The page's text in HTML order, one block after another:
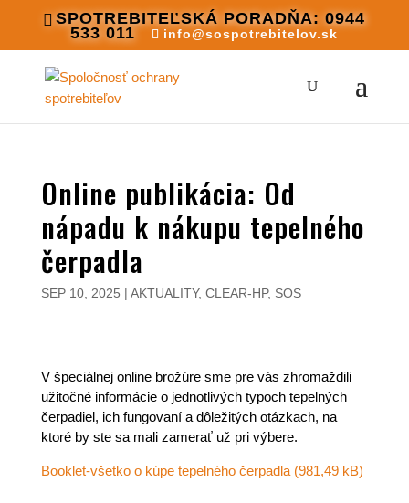
SPOTREBITEĽSKÁ PORADŇA: 0944
533 011
info@sospotrebitelov.sk
Online publikácia: Od
nápadu k nákupu tepelného
čerpadla
SEP 10, 2025 | AKTUALITY, CLEAR-HP, SOS
V špeciálnej online brožúre sme pre vás zhromaždili
užitočné informácie o jednotlivých typoch tepelných
čerpadiel, ich fungovaní a dôležitých otázkach, na
ktoré by ste sa mali zamerať už pri výbere.
Booklet-všetko o kúpe tepelného čerpadla